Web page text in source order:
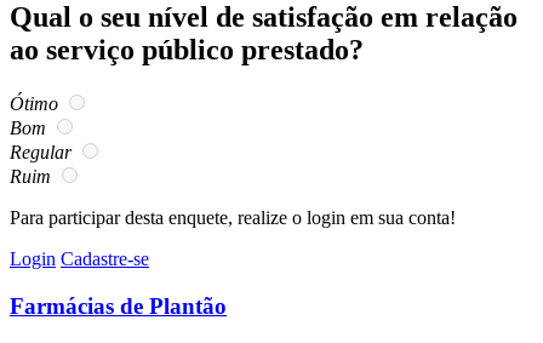
Qual o seu nível de satisfação em relação
ao serviço público prestado?
Ótimo
Bom
Regular
Ruim
Para participar desta enquete, realize o login em sua conta!
Login Cadastre-se
Farmácias de Plantão